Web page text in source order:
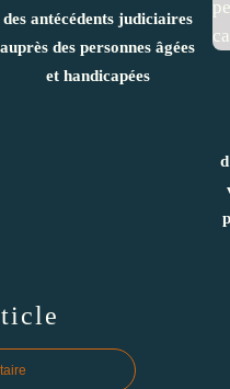
des antécédents judiciaires
auprès des personnes âgées
et handicapées